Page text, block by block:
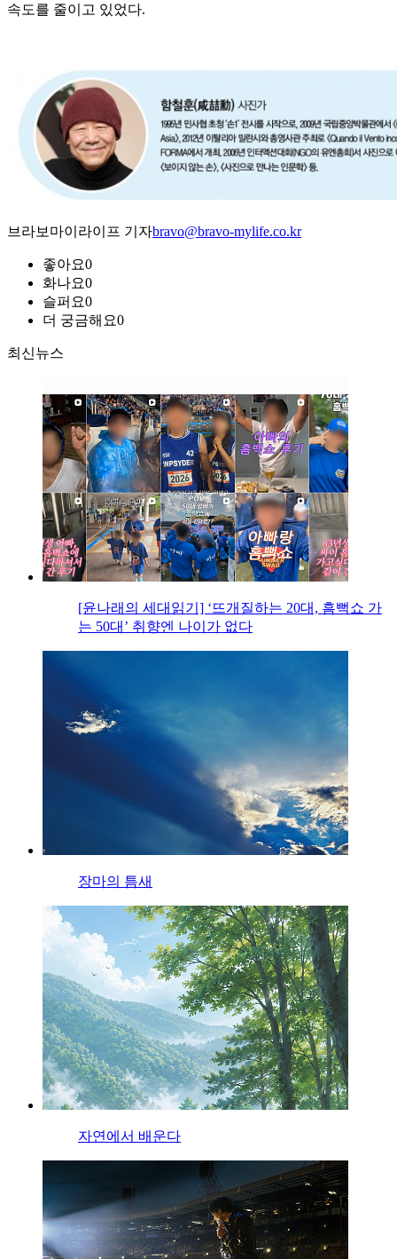
속도를 줄이고 있었다.
브라보마이라이프 기자bravo@bravo-mylife.co.kr
좋아요0
화나요0
슬퍼요0
더 궁금해요0
최신뉴스
[윤나래의 세대읽기] ‘뜨개질하는 20대, 흠뻑쇼 가
는 50대’ 취향엔 나이가 없다
장마의 틈새
자연에서 배운다